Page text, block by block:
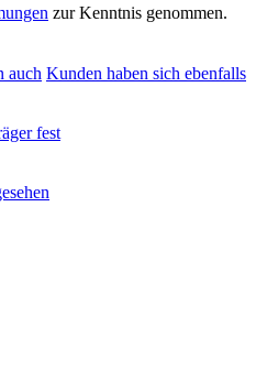
zur Kenntnis genommen.
auch Kunden haben sich ebenfalls
fest